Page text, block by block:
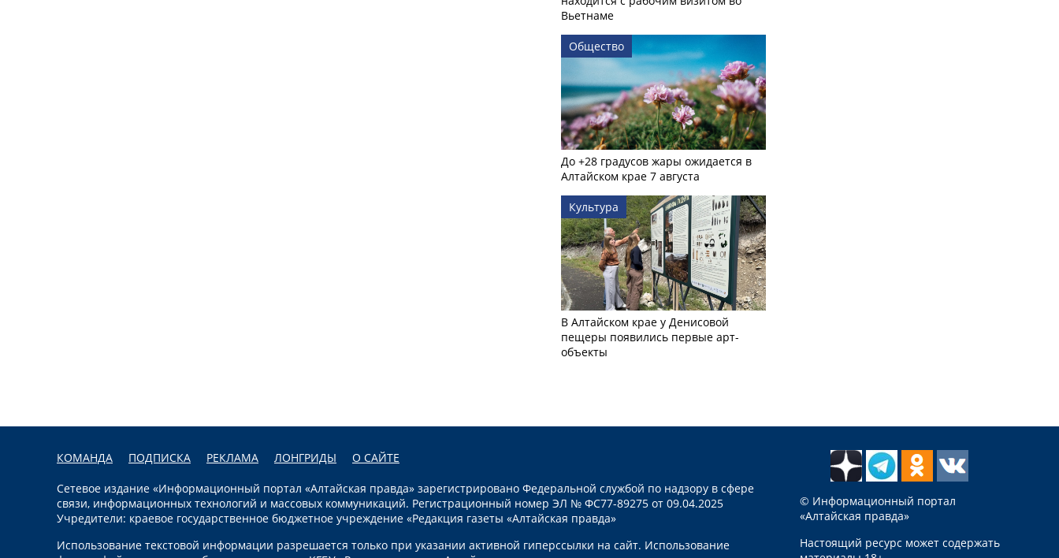
Вьетнаме
Общество
До +28 градусов жары ожидается в
Алтайском крае 7 августа
Культура
В Алтайском крае у Денисовой
пещеры появились первые арт-
объекты
КОМАНДА ПОДПИСКА РЕКЛАМА ЛОНГРИДЫ О САЙТЕ
Сетевое издание «Информационный портал «Алтайская правда» зарегистрировано Федеральной службой по надзору в сфере
связи, информационных технологий и массовых коммуникаций. Регистрационный номер ЭЛ № ФС77-89275 от 09.04.2025
Учредители: краевое государственное бюджетное учреждение «Редакция газеты «Алтайская правда»
Использование текстовой информации разрешается только при указании активной гиперссылки на сайт. Использование
© Информационный портал
«Алтайская правда»
Настоящий ресурс может содержать